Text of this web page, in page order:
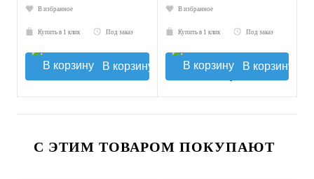
В избранное
Купить в 1 клик Под заказ
В корзину
В избранное
Купить в 1 клик Под заказ
В корзину
С ЭТИМ ТОВАРОМ ПОКУПАЮТ